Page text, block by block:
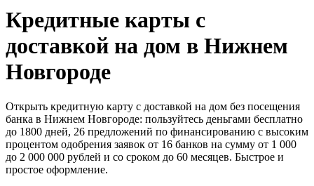
Кредитные карты с
доставкой на дом в Нижнем
Новгороде
Открыть кредитную карту с доставкой на дом без посещения
банка в Нижнем Новгороде: пользуйтесь деньгами бесплатно
до 1800 дней, 26 предложений по финансированию с высоким
процентом одобрения заявок от 16 банков на сумму от 1 000
до 2 000 000 рублей и со сроком до 60 месяцев. Быстрое и
простое оформление.